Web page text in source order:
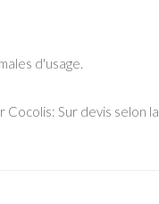
d'usage.
Cocolis: Sur devis selon la